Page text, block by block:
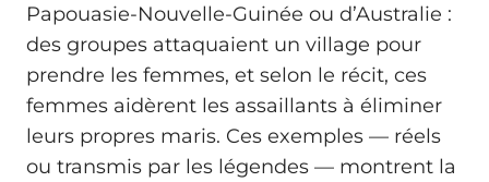
Papouasie-Nouvelle-Guinée ou d’Australie :
des groupes attaquaient un village pour
prendre les femmes, et selon le récit, ces
femmes aidèrent les assaillants à éliminer
leurs propres maris. Ces exemples — réels
ou transmis par les légendes — montrent la